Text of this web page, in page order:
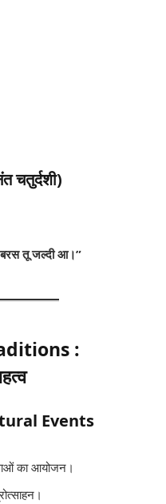
बरस तू जल्दी आ।”
:
Events
का आयोजन।